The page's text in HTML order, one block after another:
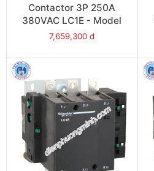
Contactor 3P 250A
380VAC LC1E - Model
LC1E250Q6
7,659,300 đ